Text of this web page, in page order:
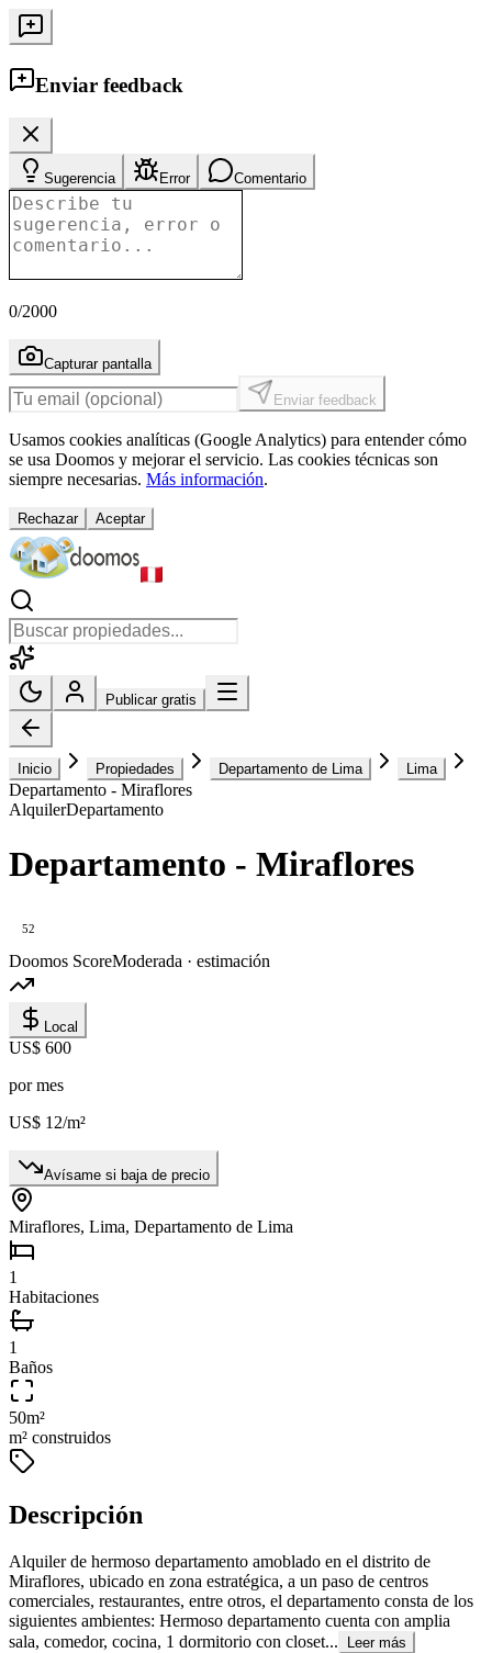
Enviar feedback
Sugerencia Error Comentario
0/2000
Capturar pantalla
Enviar feedback
Usamos cookies analíticas (Google Analytics) para entender cómo
se usa Doomos y mejorar el servicio. Las cookies técnicas son
siempre necesarias. Más información.
Rechazar Aceptar
Publicar gratis
Inicio Propiedades Departamento de Lima Lima
Departamento - Miraflores
AlquilerDepartamento
Departamento - Miraflores
52
Doomos ScoreModerada · estimación
Local
US$ 600
por mes
US$ 12/m²
Avísame si baja de precio
Miraflores, Lima, Departamento de Lima
1
Habitaciones
1
Baños
50m²
m² construidos
Descripción
Alquiler de hermoso departamento amoblado en el distrito de
Miraflores, ubicado en zona estratégica, a un paso de centros
comerciales, restaurantes, entre otros, el departamento consta de los
siguientes ambientes: Hermoso departamento cuenta con amplia
sala, comedor, cocina, 1 dormitorio con closet...
Leer más